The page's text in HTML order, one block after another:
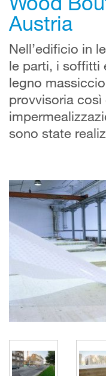
Austria
Nell’edificio in
le parti, i soffitti
legno
provvisoria così
sono state